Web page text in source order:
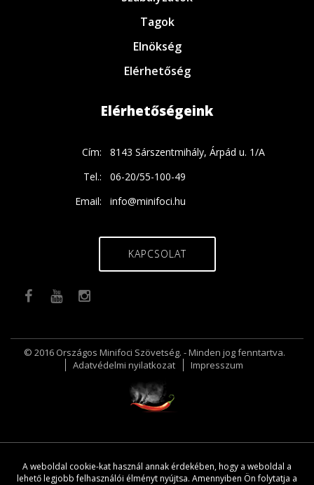
Tagok
Elnökség
Elérhetőség
Elérhetőségeink
Cím:
8143 Sárszentmihály, Árpád u. 1/A
Tel.:
06-20/55-100-49
Email:
info@minifoci.hu
KAPCSOLAT
© 2016 Országos Minifoci Szövetség. - Minden jog fenntartva.
Adatvédelmi nyilatkozat
Impresszum
A weboldal cookie-kat használ annak érdekében, hogy a weboldal a
lehető legjobb felhasználói élményt nyújtsa. Amennyiben Ön folytatja a